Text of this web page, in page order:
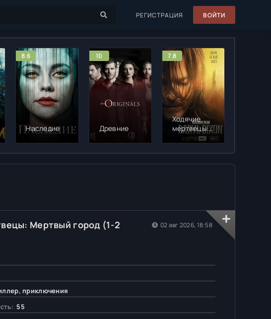
РЕГИСТРАЦИЯ ВОЙТИ
8.6
Наследие
10
Древние
7.8
Ходячие
мертвецы:
Дэрил
Мертвый город (1-2
приключения
55
02 авг 2026, 18:58